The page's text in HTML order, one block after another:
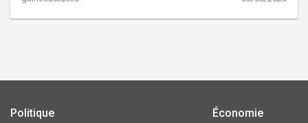
Politique
Économie